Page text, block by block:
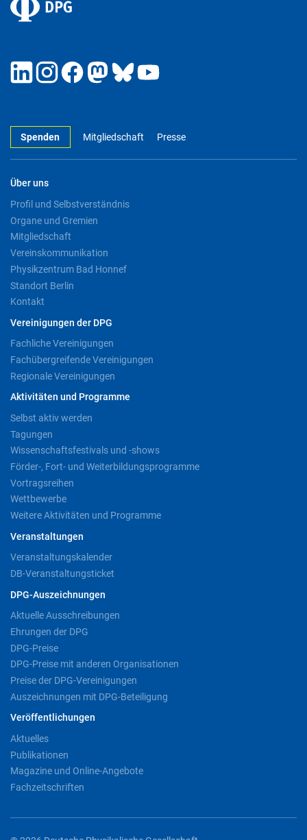
Spenden Mitgliedschaft Presse
Über uns
Profil und Selbstverständnis
Organe und Gremien
Mitgliedschaft
Vereinskommunikation
Physikzentrum Bad Honnef
Standort Berlin
Kontakt
Vereinigungen der DPG
Fachliche Vereinigungen
Fachübergreifende Vereinigungen
Regionale Vereinigungen
Aktivitäten und Programme
Selbst aktiv werden
Tagungen
Wissenschaftsfestivals und -shows
Förder-, Fort- und Weiterbildungsprogramme
Vortragsreihen
Wettbewerbe
Weitere Aktivitäten und Programme
Veranstaltungen
Veranstaltungskalender
DB-Veranstaltungsticket
DPG-Auszeichnungen
Aktuelle Ausschreibungen
Ehrungen der DPG
DPG-Preise
DPG-Preise mit anderen Organisationen
Preise der DPG-Vereinigungen
Auszeichnungen mit DPG-Beteiligung
Veröffentlichungen
Aktuelles
Publikationen
Magazine und Online-Angebote
Fachzeitschriften